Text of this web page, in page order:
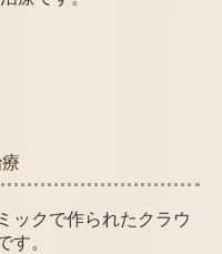
ックで作られたクラウ
す。